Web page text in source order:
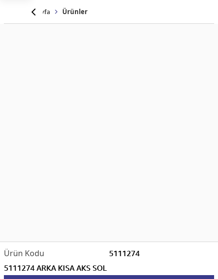
Anasayfa Ürünler
5111274
5111274 ARKA KISA AKS SOL